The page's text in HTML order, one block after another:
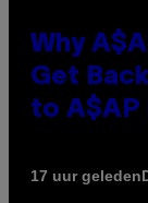
Why
Get
to A$AP
17 uur geleden